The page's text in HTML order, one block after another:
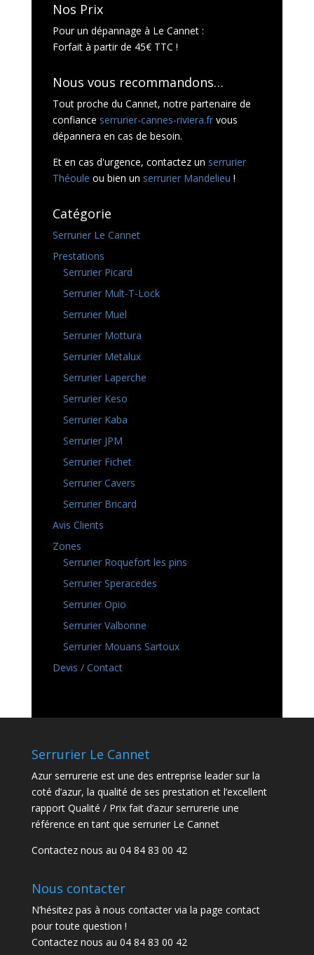
Nos Prix
Pour un dépannage à Le Cannet :
Forfait à partir de 45€ TTC !
Nous vous recommandons…
Tout proche du Cannet, notre partenaire de
confiance serrurier-cannes-riviera.frvous
dépannera en cas de besoin.
Et en cas d'urgence, contactez un serrurier
Théoule ou bien un serrurier Mandelieu !
Catégorie
Serrurier Le Cannet
Prestations
Serrurier Picard
Serrurier Mult-T-Lock
Serrurier Muel
Serrurier Mottura
Serrurier Metalux
Serrurier Laperche
Serrurier Keso
Serrurier Kaba
Serrurier JPM
Serrurier Fichet
Serrurier Cavers
Serrurier Bricard
Avis Clients
Zones
Serrurier Roquefort les pins
Serrurier Speracedes
Serrurier Opio
Serrurier Valbonne
Serrurier Mouans Sartoux
Devis / Contact
Serrurier Le Cannet
Azur serrurerie est une des entreprise leader sur la
coté d’azur, la qualité de ses prestation et l’excellent
rapport Qualité / Prix fait d’azur serrurerie une
référence en tant que serrurier Le Cannet
Contactez nous au 04 84 83 00 42
Nous contacter
N’hésitez pas à nous contacter via la page contact
pour toute question !
Contactez nous au 04 84 83 00 42